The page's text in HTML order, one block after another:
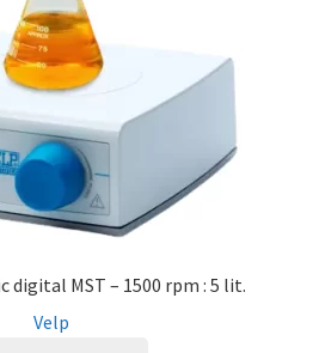
MST – 1500 rpm : 5 lit.
Velp